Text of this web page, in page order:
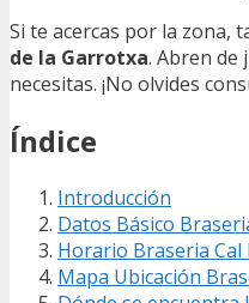
Si te acercas por la zona,
de la Garrotxa. Abren de
necesitas. ¡No olvides
Índice
Introducción
Datos Básico
Horario Braseria Cal
Mapa Ubicación